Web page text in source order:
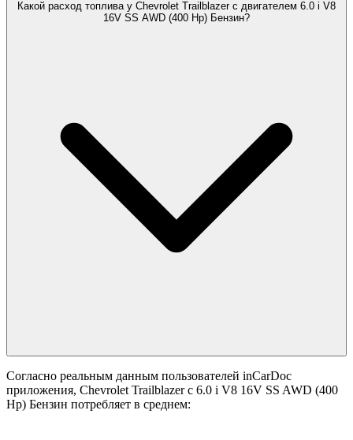
Какой расход топлива у Chevrolet Trailblazer с двигателем 6.0 i V8
16V SS AWD (400 Hp) Бензин?
Согласно реальным данным пользователей inCarDoc
приложения, Chevrolet Trailblazer с 6.0 i V8 16V SS AWD (400
Hp) Бензин потребляет в среднем: